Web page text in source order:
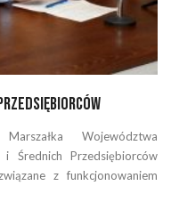
Województwa
i Średnich Przedsiębiorców
z funkcjonowaniem